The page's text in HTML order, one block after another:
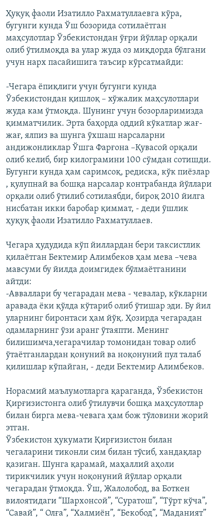
Ҳуқуқ фаоли Изатилло Рахматуллаевга кўра,
бугунги кунда Ўш бозорида сотилаётган
маҳсулотлар Ўзбекистондан ўғри йўллар орқали
олиб ўтилмоқда ва улар жуда оз миқдорда бўлгани
учун нарх пасайишига таъсир кўрсатмайди:
-Чегара ёпиқлиги учун бугунги кунда
Ўзбекистондан қишлоқ – хўжалик маҳсулотлари
жуда кам ўтмоқда. Шунинг учун бозорларимизда
қимматчилик. Эрта баҳорда оддий кўкатлар жағ-
жағ, ялпиз ва шунга ўхшаш нарсаларни
андижонликлар Ўшга Фарғона –Қувасой орқали
олиб келиб, бир килограмини 100 сўмдан сотишди.
Бугунги кунда ҳам саримсоқ, редиска, кўк пиёзлар
, қулупнай ва бошқа нарсалар контрабанда йўллари
орқали олиб ўтилиб сотилаябди, бироқ 2010 йилга
нисбатан икки баробар қиммат, - деди ўшлик
ҳуқуқ фаоли Изатилло Рахматуллаев.
Чегара ҳудудида кўп йиллардан бери таксистлик
қилаётган Бектемир Алимбеков ҳам мева –чева
мавсуми бу йилда доимгидек бўлмаётганини
айтди:
-Авваллари бу чегарадан мева - чевалар, кўкларни
аравада ёки қўлда кўтариб олиб ўтишар эди. Бу йил
уларнинг биронтаси ҳам йўқ. Ҳозирда чегарадан
одамларнинг ўзи аранг ўтаяпти. Менинг
билишимча,чегарачилар томонидан товар олиб
ўтаётганлардан қонуний ва ноқонуний пул талаб
қилишлар кўпайган, - деди Бектемир Алимбеков.
Норасмий маълумотларга қараганда, Ўзбекистон
Қирғизистонга олиб ўтилувчи бошқа маҳсулотлар
билан бирга мева-чевага ҳам бож тўловини жорий
этган.
Ўзбекистон ҳукумати Қирғизистон билан
чегаларини тиконли сим билан тўсиб, хандақлар
қазиган. Шунга қарамай, маҳаллий аҳоли
тирикчилик учун ноқонуний йўллар орқали
чегарадан ўтмоқда. Ўш, Жалолобод, ва Боткен
вилоятидаги “Шархонсой”, “Суратош”, “Тўрт кўча”,
“Савай”, “ Олға”, “Халмиён”, “Бекобод”, “Маданият”